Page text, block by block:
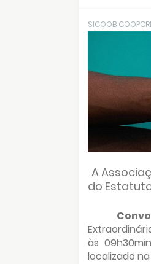
SICOOB
A
do
às
localizado